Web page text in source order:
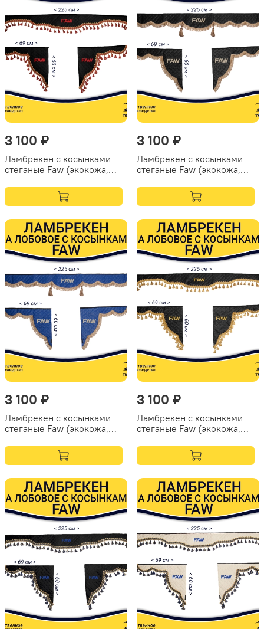
3 100 ₽
Ламбрекен с косынками
стеганые Faw (экокожа,
3 100 ₽
Ламбрекен с косынками
стеганые Faw (экокожа,
кисточки)
3 100 ₽
Ламбрекен с косынками
стеганые Faw (экокожа,
кисточки)
3 100 ₽
Ламбрекен с косынками
стеганые Faw (экокожа,